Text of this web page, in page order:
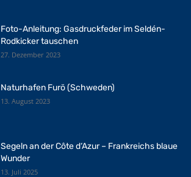
Foto-Anleitung: Gasdruckfeder im Seldén-
Rodkicker tauschen
27. Dezember 2023
Naturhafen Furö (Schweden)
13. August 2023
Segeln an der Côte d‘Azur – Frankreichs blaue
Wunder
13. Juli 2025